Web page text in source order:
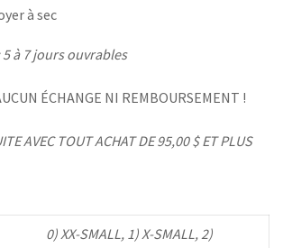
à sec
à 7 jours ouvrables
ÉCHANGE NI REMBOURSEMENT !
AVEC TOUT ACHAT DE 95,00 $ ET PLUS
0) XX-SMALL, 1) X-SMALL, 2)